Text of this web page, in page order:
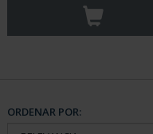
ORDENAR POR: